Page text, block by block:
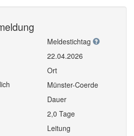
Meldestichtag
22.04.2026
Ort
Münster-Coerde
Dauer
2,0 Tage
Leitung